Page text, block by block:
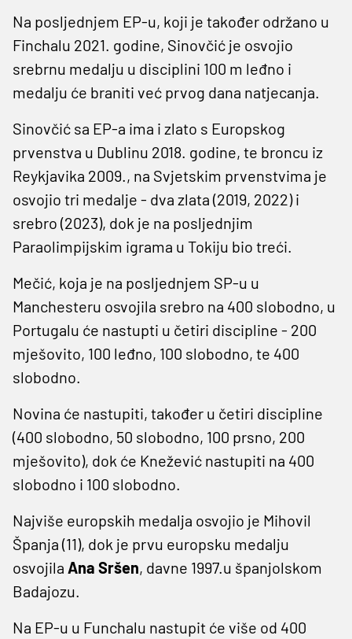
Na posljednjem EP-u, koji je također održano u
Finchalu 2021. godine, Sinovčić je osvojio
srebrnu medalju u disciplini 100 m leđno i
medalju će braniti već prvog dana natjecanja.
Sinovčić sa EP-a ima i zlato s Europskog
prvenstva u Dublinu 2018. godine, te broncu iz
Reykjavika 2009., na Svjetskim prvenstvima je
osvojio tri medalje - dva zlata (2019, 2022) i
srebro (2023), dok je na posljednjim
Paraolimpijskim igrama u Tokiju bio treći.
Mečić, koja je na posljednjem SP-u u
Manchesteru osvojila srebro na 400 slobodno, u
Portugalu će nastupti u četiri discipline - 200
mješovito, 100 leđno, 100 slobodno, te 400
slobodno.
Novina će nastupiti, također u četiri discipline
(400 slobodno, 50 slobodno, 100 prsno, 200
mješovito), dok će Knežević nastupiti na 400
slobodno i 100 slobodno.
Najviše europskih medalja osvojio je Mihovil
Španja (11), dok je prvu europsku medalju
osvojila Ana Sršen, davne 1997.u španjolskom
Badajozu.
Na EP-u u Funchalu nastupit će više od 400